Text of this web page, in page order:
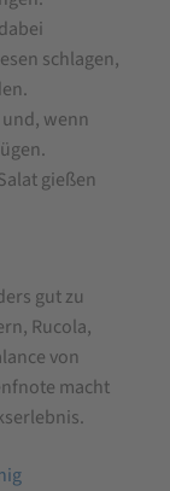
schlagen,
wenn
gießen
gut zu
Rucola,
von
macht